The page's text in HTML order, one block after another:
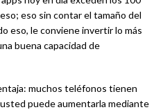
eso sin contar el tamaño del
eso, le conviene invertir lo más
buena capacidad de
muchos teléfonos tienen
puede aumentarla mediante